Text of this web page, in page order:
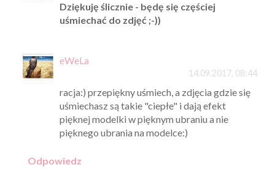
Dziękuję ślicznie - będę się częściej
uśmiechać do zdjęć ;-))
eWeLa
14.09.2017, 08:44
racja:) przepiękny uśmiech, a zdjęcia gdzie się
uśmiechasz są takie "ciepłe" i dają efekt
pięknej modelki w pięknym ubraniu a nie
pięknego ubrania na modelce:)
Odpowiedz